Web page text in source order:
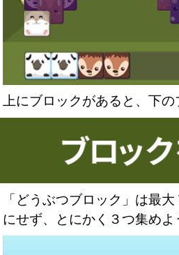
上にブロックがあると、下
「どうぶつブロック」は最
にせず、とにかく３つ集めよ